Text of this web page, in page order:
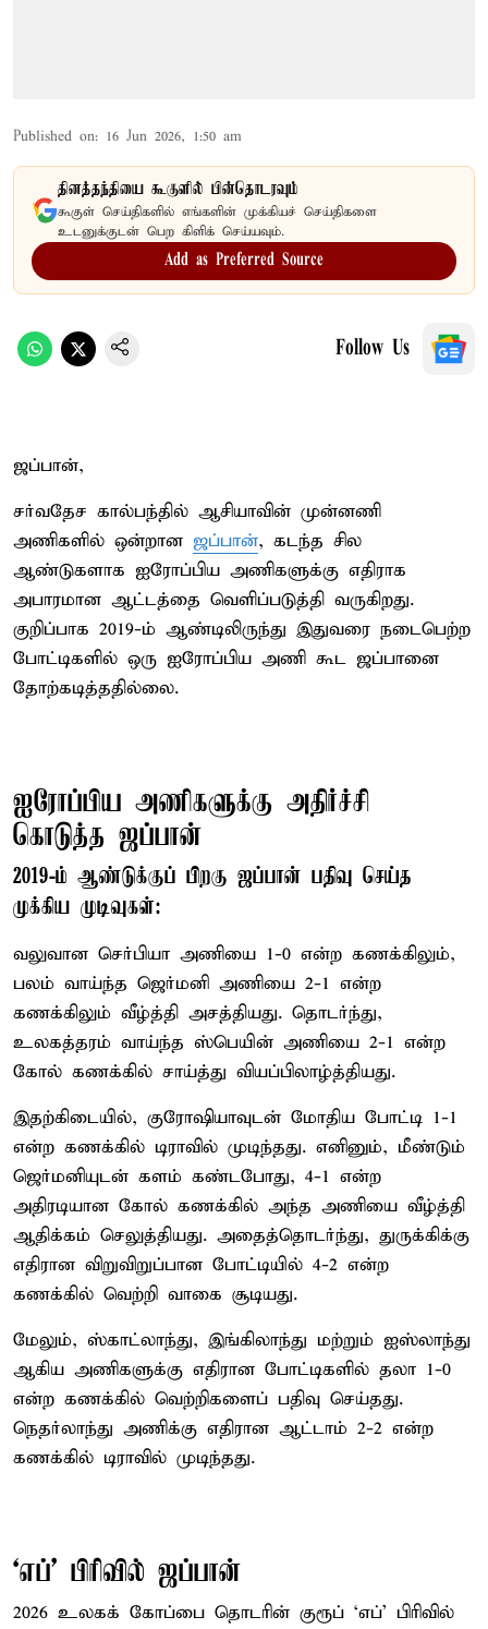
Published on: 16 Jun 2026, 1:50 am
தினத்தந்தியை கூகுளில் பின்தொடரவும்
கூகுள் செய்திகளில் எங்களின் முக்கியச் செய்திகளை
உடனுக்குடன் பெற கிளிக் செய்யவும்.
Add as Preferred Source
Follow Us
ஜப்பான்,
சர்வதேச கால்பந்தில் ஆசியாவின் முன்னணி
அணிகளில் ஒன்றான ஜப்பான், கடந்த சில
ஆண்டுகளாக ஐரோப்பிய அணிகளுக்கு எதிராக
அபாரமான ஆட்டத்தை வெளிப்படுத்தி வருகிறது.
குறிப்பாக 2019-ம் ஆண்டிலிருந்து இதுவரை நடைபெற்ற
போட்டிகளில் ஒரு ஐரோப்பிய அணி கூட ஜப்பானை
தோற்கடித்ததில்லை.
ஐரோப்பிய அணிகளுக்கு அதிர்ச்சி
கொடுத்த ஜப்பான்
2019-ம் ஆண்டுக்குப் பிறகு ஜப்பான் பதிவு செய்த
முக்கிய முடிவுகள்:
வலுவான செர்பியா அணியை 1-0 என்ற கணக்கிலும்,
பலம் வாய்ந்த ஜெர்மனி அணியை 2-1 என்ற
கணக்கிலும் வீழ்த்தி அசத்தியது. தொடர்ந்து,
உலகத்தரம் வாய்ந்த ஸ்பெயின் அணியை 2-1 என்ற
கோல் கணக்கில் சாய்த்து வியப்பிலாழ்த்தியது.
இதற்கிடையில், குரோஷியாவுடன் மோதிய போட்டி 1-1
என்ற கணக்கில் டிராவில் முடிந்தது. எனினும், மீண்டும்
ஜெர்மனியுடன் களம் கண்டபோது, 4-1 என்ற
அதிரடியான கோல் கணக்கில் அந்த அணியை வீழ்த்தி
ஆதிக்கம் செலுத்தியது. அதைத்தொடர்ந்து, துருக்கிக்கு
எதிரான விறுவிறுப்பான போட்டியில் 4-2 என்ற
கணக்கில் வெற்றி வாகை சூடியது.
மேலும், ஸ்காட்லாந்து, இங்கிலாந்து மற்றும் ஐஸ்லாந்து
ஆகிய அணிகளுக்கு எதிரான போட்டிகளில் தலா 1-0
என்ற கணக்கில் வெற்றிகளைப் பதிவு செய்தது.
நெதர்லாந்து அணிக்கு எதிரான ஆட்டாம் 2-2 என்ற
கணக்கில் டிராவில் முடிந்தது.
‘எப்’ பிரிவில் ஜப்பான்
2026 உலகக் கோப்பை தொடரின் குரூப் ‘எப்’ பிரிவில்